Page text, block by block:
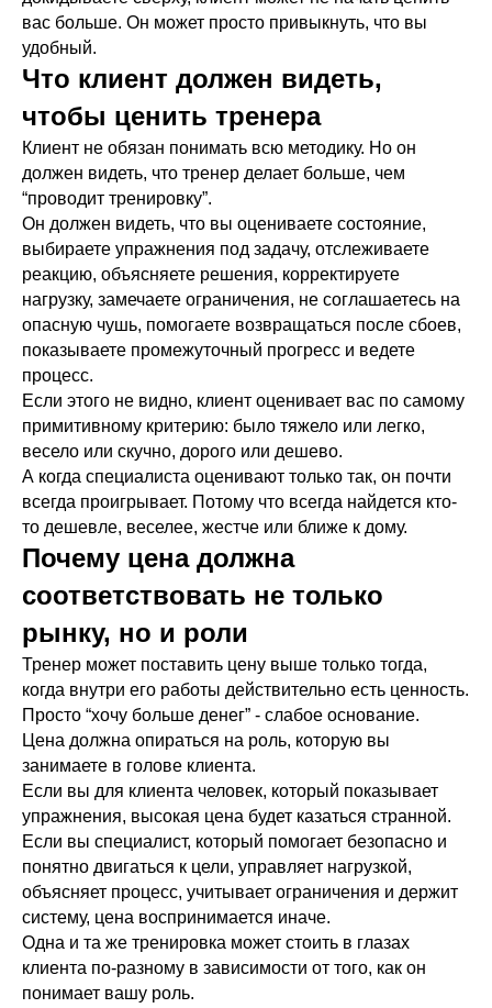
вас больше. Он может просто привыкнуть, что вы
удобный.
Что клиент должен видеть,
чтобы ценить тренера
Клиент не обязан понимать всю методику. Но он
должен видеть, что тренер делает больше, чем
“проводит тренировку”.
Он должен видеть, что вы оцениваете состояние,
выбираете упражнения под задачу, отслеживаете
реакцию, объясняете решения, корректируете
нагрузку, замечаете ограничения, не соглашаетесь на
опасную чушь, помогаете возвращаться после сбоев,
показываете промежуточный прогресс и ведете
процесс.
Если этого не видно, клиент оценивает вас по самому
примитивному критерию: было тяжело или легко,
весело или скучно, дорого или дешево.
А когда специалиста оценивают только так, он почти
всегда проигрывает. Потому что всегда найдется кто-
то дешевле, веселее, жестче или ближе к дому.
Почему цена должна
соответствовать не только
рынку, но и роли
Тренер может поставить цену выше только тогда,
когда внутри его работы действительно есть ценность.
Просто “хочу больше денег” - слабое основание.
Цена должна опираться на роль, которую вы
занимаете в голове клиента.
Если вы для клиента человек, который показывает
упражнения, высокая цена будет казаться странной.
Если вы специалист, который помогает безопасно и
понятно двигаться к цели, управляет нагрузкой,
объясняет процесс, учитывает ограничения и держит
систему, цена воспринимается иначе.
Одна и та же тренировка может стоить в глазах
клиента по-разному в зависимости от того, как он
понимает вашу роль.